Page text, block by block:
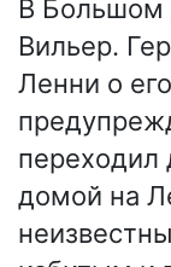
В Большом
Вильер.
Ленни о
переходил
домой на